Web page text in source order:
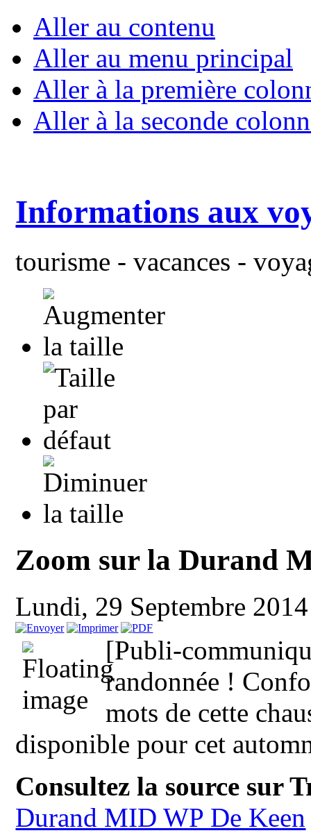
Aller au contenu
Aller au menu principal
Aller à la première
Aller à la seconde
Informations aux
tourisme - vacances -
Zoom sur la Durand
Lundi, 29 Septembre
[Publi-
randonnée !
mots de cette
disponible pour cet
Consultez la source sur
Durand MID WP De Keen